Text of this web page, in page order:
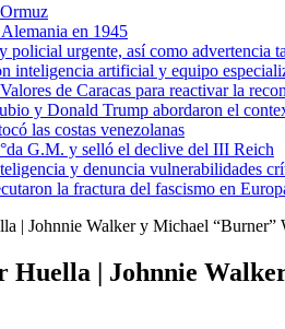
en 1945
urgente, así como advertencia
inteligencia artificial y equipo
de Caracas para reactivar la
y Donald Trump abordaron el
las costas venezolanas
G.M. y selló el declive del III Reich
y denuncia vulnerabilidades
la fractura del fascismo en
| Johnnie Walker y Michael
Huella | Johnnie